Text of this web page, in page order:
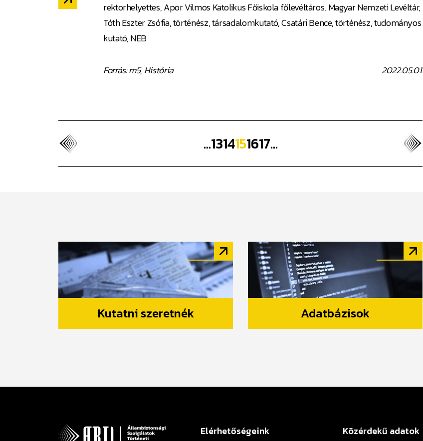
rektorhelyettes, Apor Vilmos Katolikus Főiskola főlevéltáros, Magyar Nemzeti Levéltár,
Tóth Eszter Zsófia, történész, társadalomkutató, Csatári Bence, történész, tudományos
kutató, NEB
Forrás: m5, História 2022.05.01.
...1314151617...
Kutatni szeretnék Adatbázisok
Elérhetőségeink Közérdekű adatok